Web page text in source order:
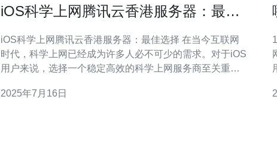
iOS科学上网腾讯云香港服务器：最佳
iOS科学上网腾讯云香港服务器：最佳选择 在当今互联网
时代，科学上网已经成为许多人必不可少的需求。对于iOS
用户来说，选择一个稳定高效的科学上网服务商至关重
一，本文将为您详细介绍为什么腾讯云香港服务器是最佳
2025年7月16日
1.
户。 2.